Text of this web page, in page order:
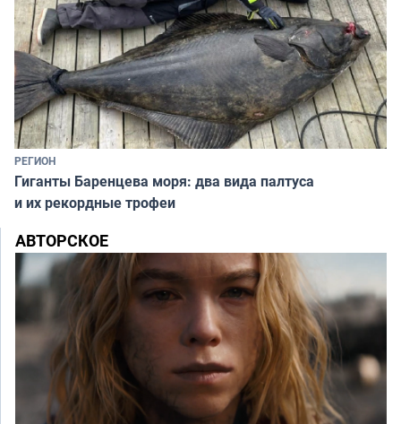
РЕГИОН
Гиганты Баренцева моря: два вида палтуса
и их рекордные трофеи
АВТОРСКОЕ